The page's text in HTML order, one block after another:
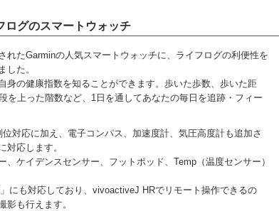
ログのスマートウォッチ
れたGarminの人気スマートウォッチに、ライフログの利便性を
した。
身の健康指数を知ることができます。歩いた歩数、歩いた距
を上った階数など、1日を通してあなたの毎日を追跡・フィー
対応に加え、電子コンパス、加速度計、気圧高度計も追加さ
対応します。
ケイデンスセンサー、フットポッド、Temp（温度センサー）
にも対応しており、vivoactiveJ HRでリモート操作できるの
影も行えます。